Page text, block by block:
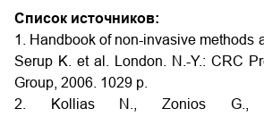
Список источников:
1. Handbook of non-invasive methods
Serup K. et al. London. N.-Y.: CRC
Group, 2006. 1029 p.
2. Kollias N., Zonios G.,